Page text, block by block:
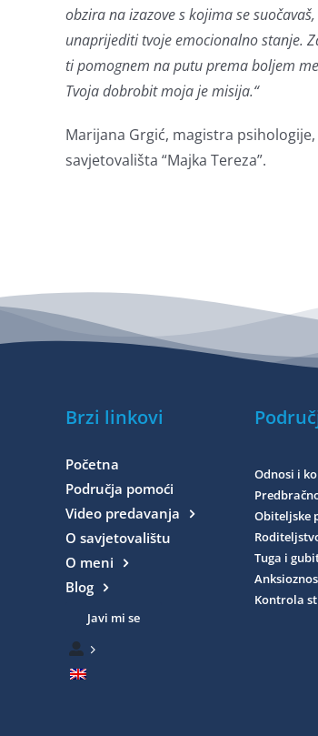
obzira na izazove s kojima se
unaprijediti tvoje emocionalno stanje.
ti pomognem na putu prema boljem
Tvoja dobrobit moja je misija.“
Marijana Grgić, magistra
savjetovališta “Majka Tereza”.
Brzi linkovi
Početna
Područja pomoći
Video predavanja
O savjetovalištu
O meni
Blog
Javi mi se
Odnosi i
Obiteljske
Tuga i
Kontrola